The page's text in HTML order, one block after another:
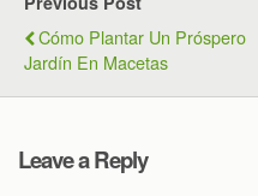
Cómo Plantar Un Próspero
Jardín En Macetas
Leave a Reply